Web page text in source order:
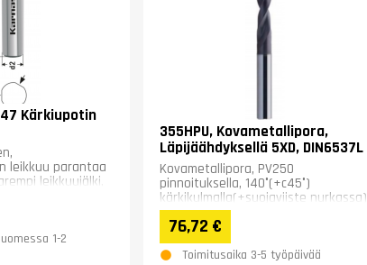
Kärkiupotin
leikkuu parantaa
leikkuujälki,
ja vähemmän...
1-2
355HPU, Kovametallipora,
Läpijäähdyksellä 5XD, DIN6537L
Kovametallipora, PV250
pinnoituksella, 140°(+c45°)
kärkikulmalla(+suojaviiste nurkassa),
nousu 30°, itsekeskittävä,
saatavilla...
76,72 €
Toimitusaika 3-5 työpäivää